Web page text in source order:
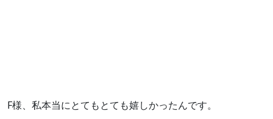
F様、私本当にとてもとても嬉しかったんです。